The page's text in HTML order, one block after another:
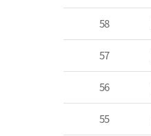
58
57
56
55